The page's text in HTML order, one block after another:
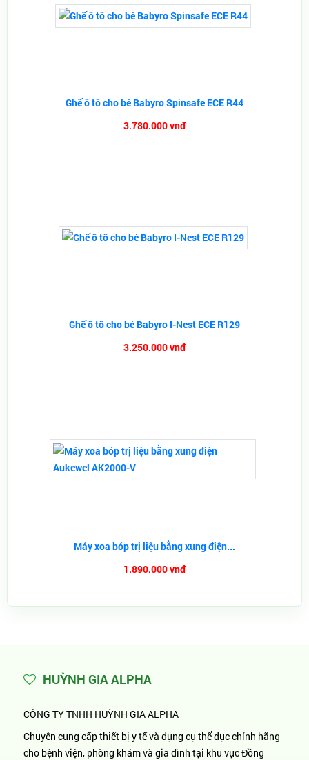
Ghế ô tô cho bé Babyro Spinsafe ECE R44
3.780.000 vnđ
Ghế ô tô cho bé Babyro I-Nest ECE R129
3.250.000 vnđ
Máy xoa bóp trị liệu bằng xung điện...
1.890.000 vnđ
HUỲNH GIA ALPHA
CÔNG TY TNHH HUỲNH GIA ALPHA
Chuyên cung cấp thiết bị y tế và dụng cụ thể dục chính hãng
cho bệnh viện, phòng khám và gia đình tại khu vực Đồng